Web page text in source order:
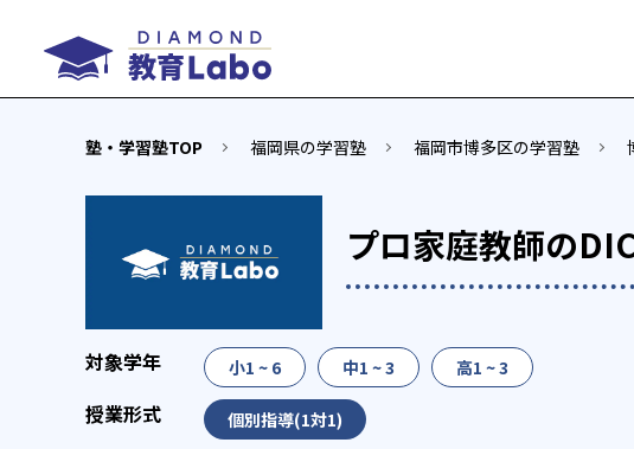
塾・学習塾TOP 福岡県の学習塾 福岡市博多区の学習塾
プロ家庭教師の
小1 ~ 6 中1 ~ 3 高1 ~ 3
個別指導(1対1)